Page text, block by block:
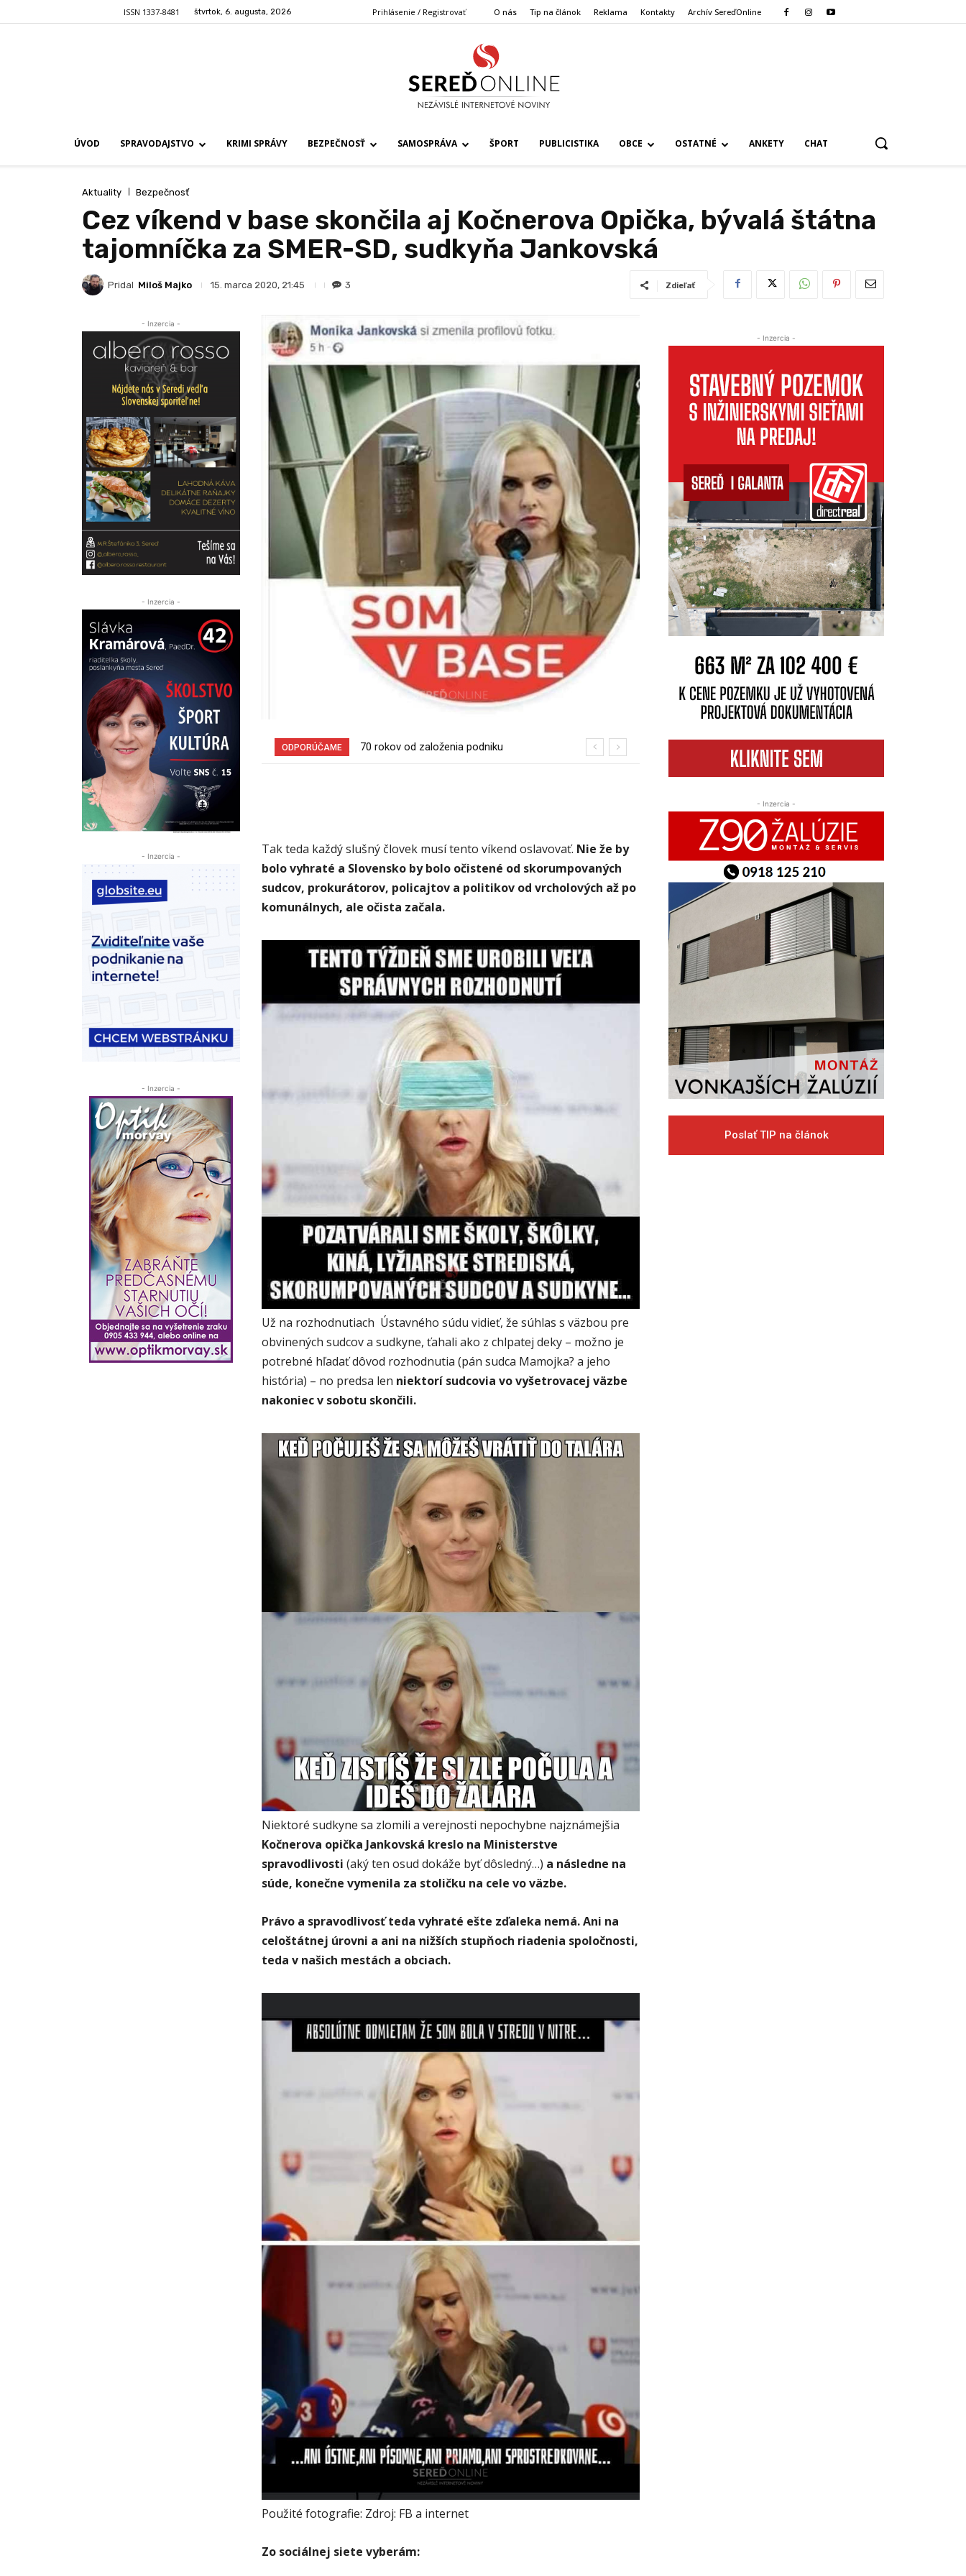
ISSN 1337-8481 štvrtok, 6. augusta, 2026 Prihlásenie / Registrovať O nás Tip na článok Reklama Kontakty Archív SereďOnline
ÚVOD SPRAVODAJSTVO KRIMI SPRÁVY BEZPEČNOSŤ SAMOSPRÁVA ŠPORT PUBLICISTIKA OBCE OSTATNÉ ANKETY CHAT
Aktuality Bezpečnosť
Cez víkend v base skončila aj Kočnerova Opička, bývalá štátna
tajomníčka za SMER-SD, sudkyňa Jankovská
Pridal Miloš Majko 15. marca 2020, 21:45 3 Zdieľať
- Inzercia -
- Inzercia -
- Inzercia -
- Inzercia -
ODPORÚČAME
70 rokov od založenia podniku
Burina pri cyklotrase Sereď – Šúrovce
Tak teda každý slušný človek musí tento víkend oslavovať. Nie že by
bolo vyhraté a Slovensko by bolo očistené od skorumpovaných
sudcov, prokurátorov, policajtov a politikov od vrcholových až po
komunálnych, ale očista začala.
Už na rozhodnutiach Ústavného súdu vidieť, že súhlas s väzbou pre
obvinených sudcov a sudkyne, ťahali ako z chlpatej deky – možno je
potrebné hľadať dôvod rozhodnutia (pán sudca Mamojka? a jeho
história) – no predsa len niektorí sudcovia vo vyšetrovacej väzbe
nakoniec v sobotu skončili.
Niektoré sudkyne sa zlomili a verejnosti nepochybne najznámejšia
Kočnerova opička Jankovská kreslo na Ministerstve
spravodlivosti (aký ten osud dokáže byť dôsledný…) a následne na
súde, konečne vymenila za stoličku na cele vo väzbe.
Právo a spravodlivosť teda vyhraté ešte zďaleka nemá. Ani na
celoštátnej úrovni a ani na nižších stupňoch riadenia spoločnosti,
teda v našich mestách a obciach.
Použité fotografie: Zdroj: FB a internet
Zo sociálnej siete vyberám:
- Inzercia -
- Inzercia -
Poslať TIP na článok